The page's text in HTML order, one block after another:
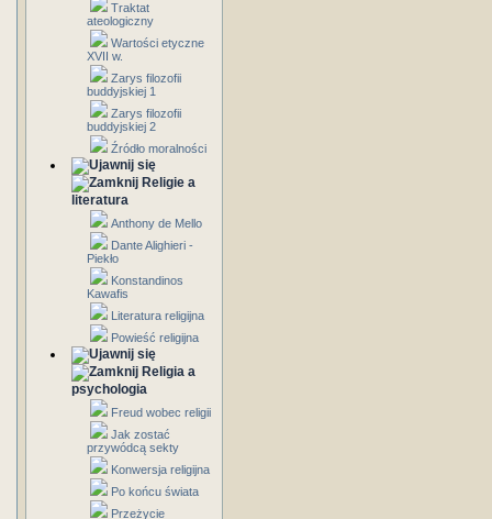
Traktat
ateologiczny
Wartości etyczne
XVII w.
Zarys filozofii
buddyjskiej 1
Zarys filozofii
buddyjskiej 2
Źródło moralności
Religie a
literatura
Anthony de Mello
Dante Alighieri -
Piekło
Konstandinos
Kawafis
Literatura religijna
Powieść religijna
Religia a
psychologia
Freud wobec religii
Jak zostać
przywódcą sekty
Konwersja religijna
Po końcu świata
Przeżycie